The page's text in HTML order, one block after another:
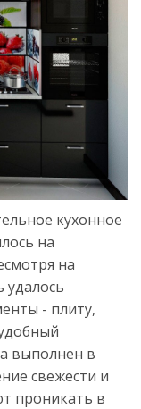
кухонное
на
на
удалось
- плиту,
выполнен в
свежести и
проникать в